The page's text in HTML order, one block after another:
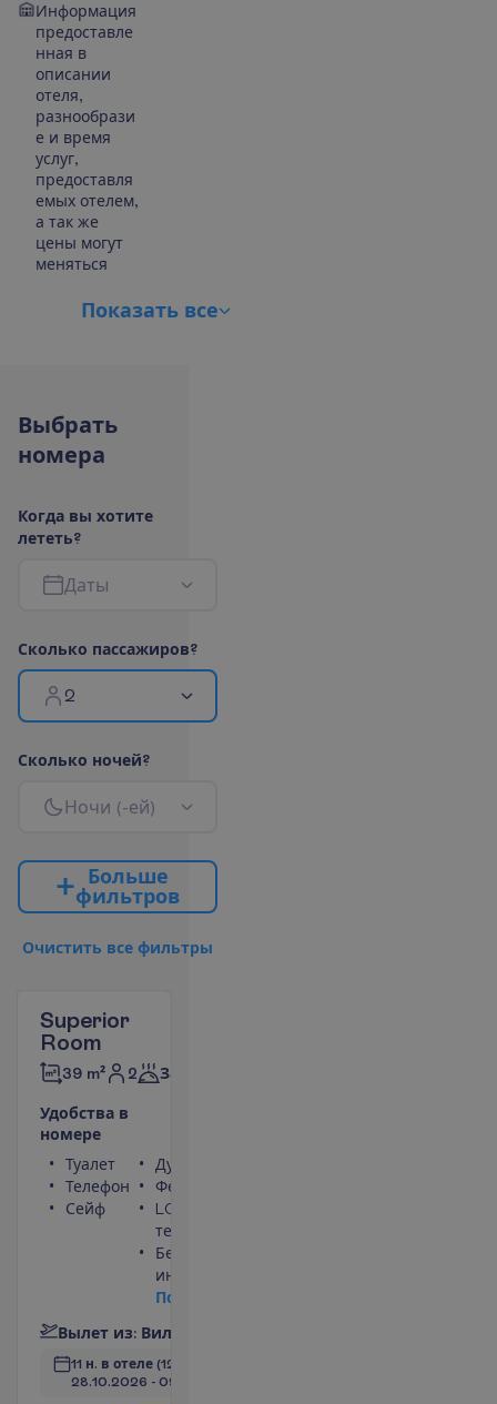
Информация
предоставле
нная в
описании
отеля,
разнообрази
е и время
услуг,
предоставля
емых отелем,
а так же
цены могут
меняться
Показать все
Выбрать
номера
Когда вы хотите
лететь?
Даты
Сколько пассажиров?
2
Сколько ночей?
Ночи (-ей)
Больше
фильтров
Очистить все фильтры
Superior
Room
39 m² 2 Завтраки
Удобства в
номере
Туалет
Телефон
Сейф
Душ
Фен
LCD
телевизор
Беспроводной
интернет
По
Вылет из: Вил
11 н. в отеле (12 н. всего)
28.10.2026 - 09.11.2026